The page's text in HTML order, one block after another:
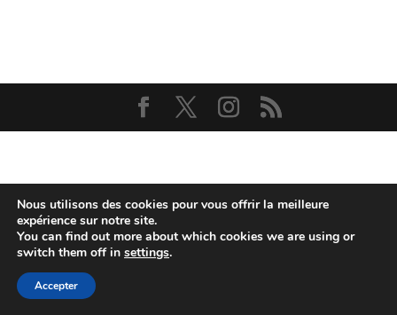
Nous utilisons des cookies pour vous offrir la meilleure
expérience sur notre site.
You can find out more about which cookies we are using or
switch them off in settings.
Accepter